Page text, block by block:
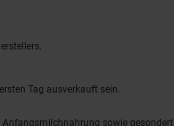
Tag ausverkauft sein.
Anfangsmilchnahrung sowie gesondert